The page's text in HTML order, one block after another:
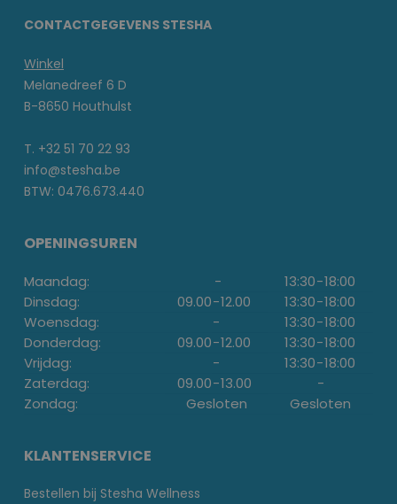
CONTACTGEGEVENS STESHA
Winkel
Melanedreef 6 D
B-8650 Houthulst
T. +32 51 70 22 93
info@stesha.be
BTW: 0476.673.440
OPENINGSUREN
Maandag: - 13:30-18:00
Dinsdag:
09.00-12.00 13:30-18:00
Woensdag:
- 13:30-18:00
Donderdag:
09.00-12.00 13:30-18:00
Vrijdag:
- 13:30-18:00
Zaterdag:
09.00-13.00
-
Zondag:
Gesloten Gesloten
KLANTENSERVICE
Bestellen bij Stesha Wellness